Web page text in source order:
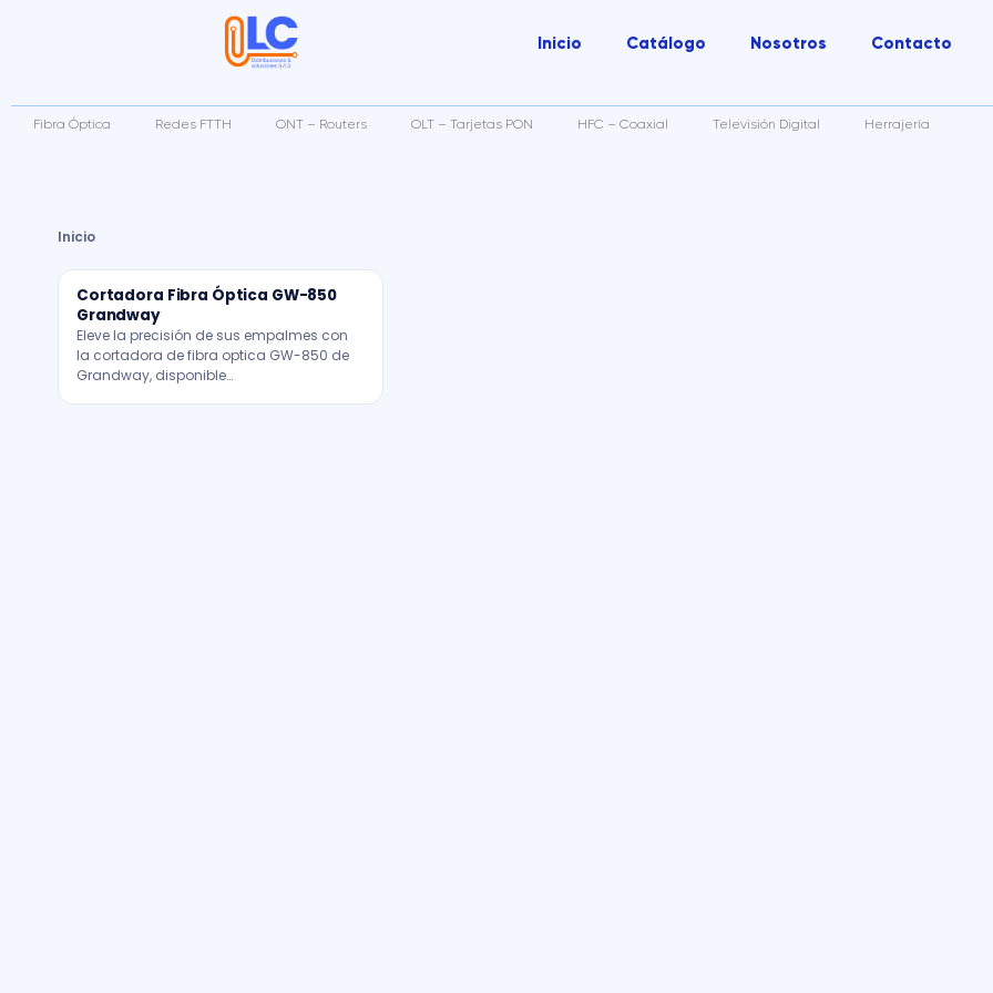
Inicio Catálogo Nosotros Contacto
Fibra Óptica Redes FTTH ONT – Routers OLT – Tarjetas PON HFC – Coaxial Televisión Digital Herrajería
Inicio
Cortadora Fibra Óptica GW-850
Grandway
Eleve la precisión de sus empalmes con
la cortadora de fibra optica GW-850 de
Grandway, disponible…